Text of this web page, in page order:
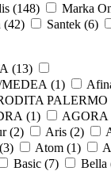
(148) Marka
(42) Santek (6)
(13)
(1)
(1) AGORA
(2) Aris (2)
3) Atom (1)
Basic (7) Bella